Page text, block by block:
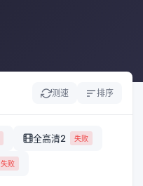
测速 排序
全高清2 失败
失败